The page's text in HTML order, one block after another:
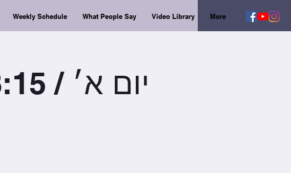
Weekly Schedule What People Say Video Library More